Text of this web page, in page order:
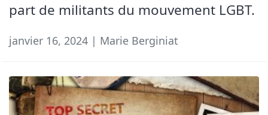
part de militants du mouvement LGBT.
janvier 16, 2024 | Marie Berginiat